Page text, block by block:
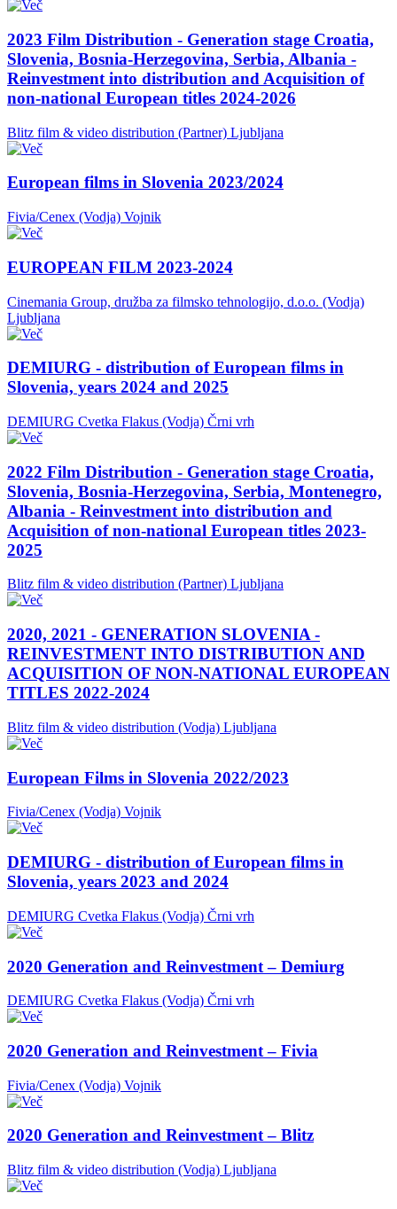
2023 Film Distribution - Generation stage Croatia,
Slovenia, Bosnia-Herzegovina, Serbia, Albania -
Reinvestment into distribution and Acquisition of
non-national European titles 2024-2026
Blitz film & video distribution (Partner) Ljubljana
European films in Slovenia 2023/2024
Fivia/Cenex (Vodja) Vojnik
EUROPEAN FILM 2023-2024
Cinemania Group, družba za filmsko tehnologijo, d.o.o. (Vodja)
Ljubljana
DEMIURG - distribution of European films in
Slovenia, years 2024 and 2025
DEMIURG Cvetka Flakus (Vodja) Črni vrh
2022 Film Distribution - Generation stage Croatia,
Slovenia, Bosnia-Herzegovina, Serbia, Montenegro,
Albania - Reinvestment into distribution and
Acquisition of non-national European titles 2023-
2025
Blitz film & video distribution (Partner) Ljubljana
2020, 2021 - GENERATION SLOVENIA -
REINVESTMENT INTO DISTRIBUTION AND
ACQUISITION OF NON-NATIONAL EUROPEAN
TITLES 2022-2024
Blitz film & video distribution (Vodja) Ljubljana
European Films in Slovenia 2022/2023
Fivia/Cenex (Vodja) Vojnik
DEMIURG - distribution of European films in
Slovenia, years 2023 and 2024
DEMIURG Cvetka Flakus (Vodja) Črni vrh
2020 Generation and Reinvestment – Demiurg
DEMIURG Cvetka Flakus (Vodja) Črni vrh
2020 Generation and Reinvestment – Fivia
Fivia/Cenex (Vodja) Vojnik
2020 Generation and Reinvestment – Blitz
Blitz film & video distribution (Vodja) Ljubljana